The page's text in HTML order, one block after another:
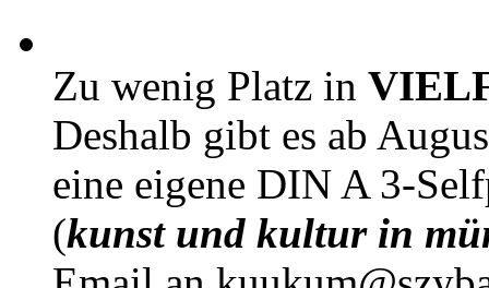
Zu wenig Platz in
Deshalb gibt es ab
eine eigene DIN A 3-
(kunst und kultur in